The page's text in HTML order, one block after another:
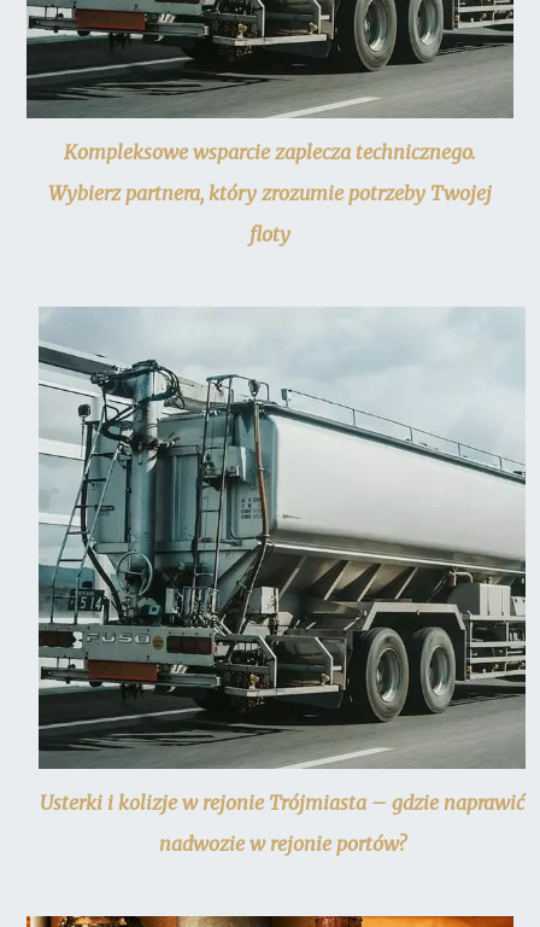
Kompleksowe wsparcie zaplecza technicznego.
Wybierz partnera, który zrozumie potrzeby Twojej
floty
Usterki i kolizje w rejonie Trójmiasta – gdzie naprawić
nadwozie w rejonie portów?